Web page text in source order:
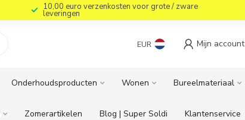
10,00 euro verzenkosten voor grote / zware
leveringen
EUR Mijn account
Onderhoudsproducten Wonen Bureelmateriaal
Zomerartikelen Blog | Super Soldi Klantenservice